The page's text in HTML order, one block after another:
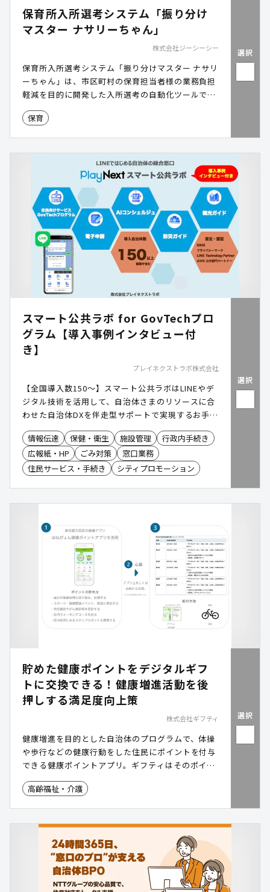
保育所入所選考システム「振り分け
マスター ナサリーちゃん」
株式会社ジーシーシー
保育所入所選考システム「振り分けマスター ナサリ
ーちゃん」は、市区町村の保育担当者様の業務負担
軽減を目的に開発した入所選考の自動化ツールで
す。 入所選考業務の中でも特に複雑で時間がかかる
指数計算と児童の振り分け作業を自動化します。
保育
選択
スマート公共ラボ for GovTechプロ
グラム【導入事例インタビュー付
き】
プレイネクストラボ株式会社
【全国導入数150〜】スマート公共ラボはLINEやデ
ジタル技術を活用して、自治体さまのリソースに合
わせた自治体DXを伴走型サポートで実現するお手伝
いをしています。
情報伝達
保健・衛生 施設管理
行政内手続き
広報紙・HP
ごみ対策
窓口業務
住民サービス・手続き
シティプロモーション
選択
貯めた健康ポイントをデジタルギフ
トに交換できる！健康増進活動を後
押しする満足度向上策
株式会社ギフティ
健康増進を目的とした自治体のプログラムで、体操
や歩行などの健康行動をした住民にポイントを付与
できる健康ポイントアプリ。ギフティはそのポイン
ト機能を、API連携することによりデジタルギフト
に交換できるしくみを構築します。住民の健康行動
高齢福祉・介護
選択